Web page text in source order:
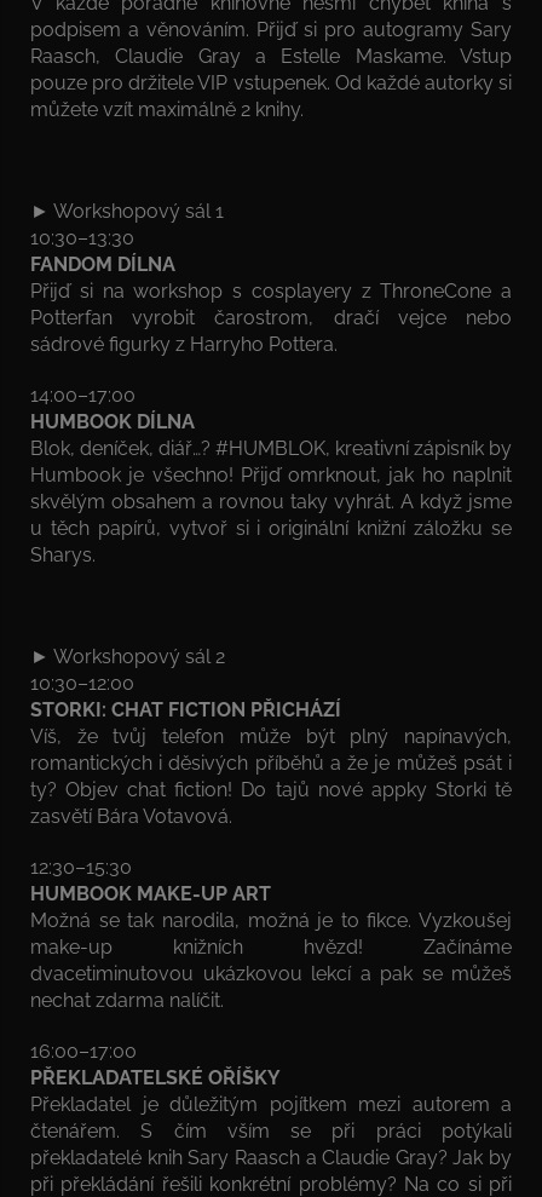
podpisem a věnováním. Přijď si pro autogramy Sary
Raasch, Claudie Gray a Estelle Maskame. Vstup
pouze pro držitele VIP vstupenek. Od každé autorky si
můžete vzít maximálně 2 knihy.
► Workshopový sál 1
10:30–13:30
FANDOM DÍLNA
Přijď si na workshop s cosplayery z ThroneCone a
Potterfan vyrobit čarostrom, dračí vejce nebo
sádrové figurky z Harryho Pottera.
14:00–17:00
HUMBOOK DÍLNA
Blok, deníček, diář…? #HUMBLOK, kreativní zápisník by
Humbook je všechno! Přijď omrknout, jak ho naplnit
skvělým obsahem a rovnou taky vyhrát. A když jsme
u těch papírů, vytvoř si i originální knižní záložku se
Sharys.
► Workshopový sál 2
10:30–12:00
STORKI: CHAT FICTION PŘICHÁZÍ
Víš, že tvůj telefon může být plný napínavých,
romantických i děsivých příběhů a že je můžeš psát i
ty? Objev chat fiction! Do tajů nové appky Storki tě
zasvětí Bára Votavová.
12:30–15:30
HUMBOOK MAKE-UP ART
Možná se tak narodila, možná je to fikce. Vyzkoušej
make-up knižních hvězd! Začínáme
dvacetiminutovou ukázkovou lekcí a pak se můžeš
nechat zdarma nalíčit.
16:00–17:00
PŘEKLADATELSKÉ OŘÍŠKY
Překladatel je důležitým pojítkem mezi autorem a
čtenářem. S čím vším se při práci potýkali
překladatelé knih Sary Raasch a Claudie Gray? Jak by
při překládání řešili konkrétní problémy? Na co si při